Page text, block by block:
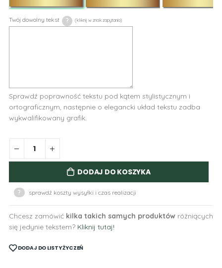
Twój dowolny tekst ?
Sprawdź poprawność tekstu pod kątem stylistycznym i
ortograficznym, następnie o elegancki układ tekstu zadba
wykwalifikowany grafik.
DODAJ DO KOSZYKA
? sprawdź koszty wysyłki i czas realizacji
Chcesz zamówić kilka takich samych produktówróżniących
się jedynie tekstem? Kliknij tutaj!
DODAJ DO LISTY ŻYCZEŃ